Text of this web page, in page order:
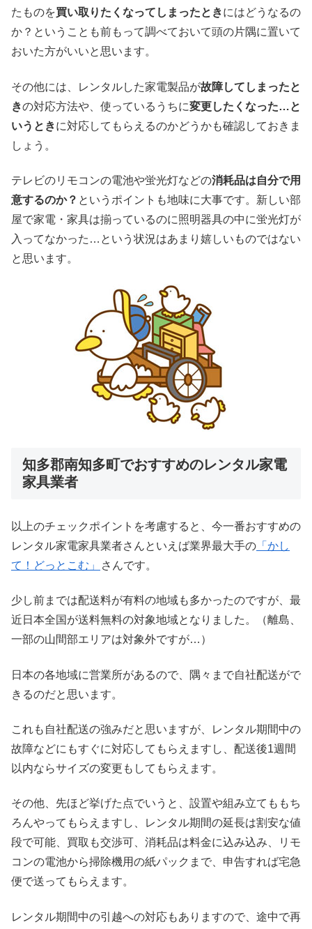
たものを買い取りたくなってしまったときにはどうなるの
か？ということも前もって調べておいて頭の片隅に置いて
おいた方がいいと思います。
その他には、レンタルした家電製品が故障してしまったと
きの対応方法や、使っているうちに変更したくなった…と
いうときに対応してもらえるのかどうかも確認しておきま
しょう。
テレビのリモコンの電池や蛍光灯などの消耗品は自分で用
意するのか？ というポイントも地味に大事です。新しい部
屋で家電・家具は揃っているのに照明器具の中に蛍光灯が
入ってなかった…という状況はあまり嬉しいものではない
と思います。
知多郡南知多町でおすすめのレンタル家電
家具業者
以上のチェックポイントを考慮すると、今一番おすすめの
レンタル家電家具業者さんといえば業界最大手の 「かし
て！どっとこむ」
さんです。
少し前までは配送料が有料の地域も多かったのですが、最
近日本全国が送料無料の対象地域となりました。（離島、
一部の山間部エリアは対象外ですが…）
日本の各地域に営業所があるので、隅々まで自社配送がで
きるのだと思います。
これも自社配送の強みだと思いますが、レンタル期間中の
故障などにもすぐに対応してもらえますし、配送後1週間
以内ならサイズの変更もしてもらえます。
その他、先ほど挙げた点でいうと、設置や組み立てももち
ろんやってもらえますし、レンタル期間の延長は割安な値
段で可能、買取も交渉可、消耗品は料金に込み込み、リモ
コンの電池から掃除機用の紙パックまで、申告すれば宅急
便で送ってもらえます。
レンタル期間中の引越への対応もありますので、途中で再